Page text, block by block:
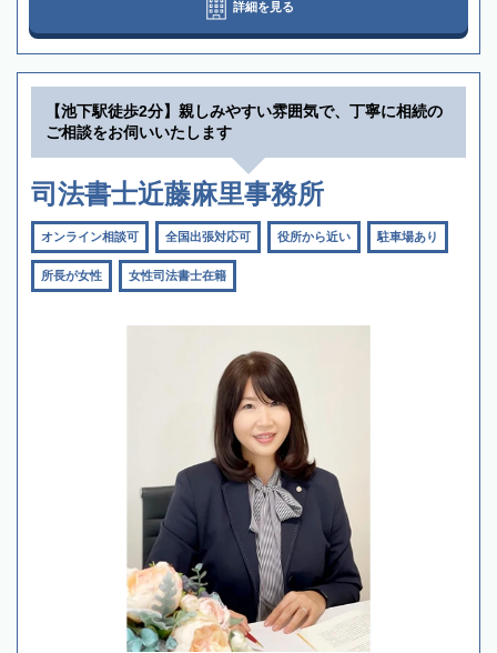
詳細を見る
【池下駅徒歩2分】親しみやすい雰囲気で、丁寧に相続の
ご相談をお伺いいたします
司法書士近藤麻里事務所
オンライン相談可 全国出張対応可 役所から近い 駐車場あり
所長が女性 女性司法書士在籍